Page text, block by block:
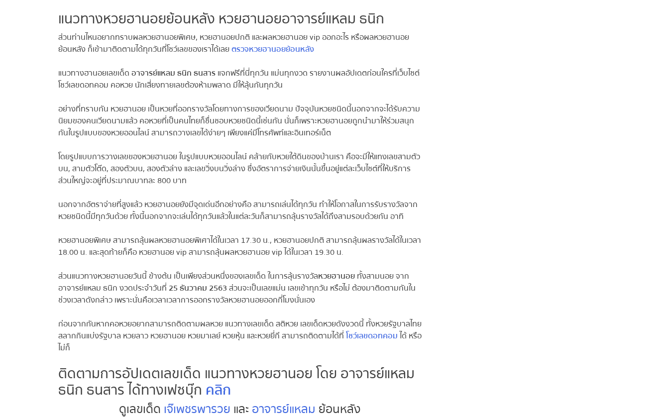
แนวทางหวยฮานอยย้อนหลัง หวยฮานอยอาจารย์แหลม ธนิก
ส่วนท่านไหนอยากทราบผลหวยฮานอยพิเศษ, หวยฮานอยปกติ และผลหวยฮานอย vip ออกอะไร หรือผลหวยฮานอย
ย้อนหลัง ก็เข้ามาติดตามได้ทุกวันที่โชว์เลขของเราได้เลยตรวจหวยฮานอยย้อนหลัง
แนวทางฮานอยเลขเด็ดอาจารย์แหลม ธนิก ธนสารแจกฟรีที่นี่ทุกวัน แม่นทุกงวด รายงานผลอัปเดตก่อนใครที่เว็บไซต์
โชว์เลขดอทคอม คอหวย นักเสี่ยงทายเลขต้องห้ามพลาด มีให้ลุ้นกันทุกวัน
อย่างที่ทราบกัน หวยฮานอย เป็นหวยที่ออกรางวัลโดยทางการของเวียดนาม ปัจจุบันหวยชนิดนี้นอกจากจะได้รับความ
นิยมของคนเวียดนามแล้ว คอหวยที่เป็นคนไทยก็ชื่นชอบหวยชนิดนี้เช่นกัน นั่นก็เพราะหวยฮานอยถูกนำมาให้ร่วมสนุก
กันในรูปแบบของหวยออนไลน์ สามารถวางเลขได้ง่ายๆ เพียงแค่มีโทรศัพท์และอินเทอร์เน็ต
โดยรูปแบบการวางเลขของหวยฮานอย ในรูปแบบหวยออนไลน์ คล้ายกับหวยใต้ดินของบ้านเรา คือจะมีให้แทงเลขสามตัว
บน, สามตัวโต๊ด, สองตัวบน, สองตัวล่าง และเลขวิ่งบนวิ่งล่าง ซึ่งอัตราการจ่ายเงินนั้นขึ้นอยู่แต่ละเว็บไซต์ที่ให้บริการ
ส่วนใหญ่จะอยู่ที่ประมาณบาทละ 800 บาท
นอกจากอัตราจ่ายที่สูงแล้ว หวยฮานอยยังมีจุดเด่นอีกอย่างคือ สามารถเล่นได้ทุกวัน ทำให้โอกาสในการรับรางวัลจาก
หวยชนิดนี้มีทุกวันด้วย ทั้งนี้นอกจากจะเล่นได้ทุกวันแล้วในแต่ละวันก็สามารถลุ้นรางวัลได้ถึงสามรอบด้วยกัน อาทิ
หวยฮานอยพิเศษ สามารถลุ้นผลหวยฮานอยพิเศาได้ในเวลา 17.30 น., หวยฮานอยปกติ สามารถลุ้นผลรางวัลได้ในเวลา
18.00 น. และสุดท้ายก็คือ หวยฮานอย vip สามารถลุ้นผลหวยฮานอย vip ได้ในเวลา 19.30 น.
ส่วนแนวทางหวยฮานอยวันนี้ ข้างต้น เป็นเพียงส่วนหนึ่งของเลขเด็ด ในการลุ้นรางวัลหวยฮานอยทั้งสามนอย จาก
อาจารย์แหลม ธนิก งวดประจำวันที่25 ธันวาคม 2563ส่วนจะเป็นเลขแม่น เลขเข้าทุกวัน หรือไม่ ต้องมาติดตามกันใน
ช่วงเวลาดังกล่าว เพราะนั่นคือเวลาเวลาการออกรางวัลหวยฮานอยออกกี่โมงนั่นเอง
ก่อนจากกันหากคอหวยอยากสามารถติดตามผลหวย แนวทางเลขเด็ด สติหวย เลขเด็ดหวยดังงวดนี้ ทั้งหวยรัฐบาลไทย
สลากกินแบ่งรัฐบาล หวยลาว หวยฮานอย หวยมาเลย์ หวยหุ้น และหวยยี่กี สามารถติดตามได้ที่โชว์เลขดอทคอมได้ หรือ
ไม่ก็
ติดตามการอัปเดตเลขเด็ด แนวทางหวยฮานอย โดย อาจารย์แหลม
ธนิก ธนสาร ได้ทางเฟซบุ๊ก คลิก
ดูเลขเด็ดเจ๊เพชรพารวยและอาจารย์แหลมย้อนหลัง